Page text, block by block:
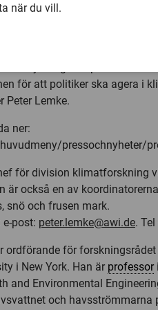
och att IPCC nu
gott inflytande i Europa,
ytterligare opinion inom
för att politiker ska agera i
Peter Lemke.
ner:
pressochnyheter/
för division klimatforskning
är också en av
snö och frusen mark.
post: peter.lemke@awi.de.
ordförande för
i New York. Han är professor
and Environmental
och havsströmmarna
när du vill.